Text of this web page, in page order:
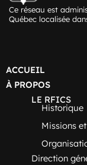
Ce réseau est
Québec localisée
ACCUEIL
À PROPOS
LE RFICS
Historique
Missions
Direction